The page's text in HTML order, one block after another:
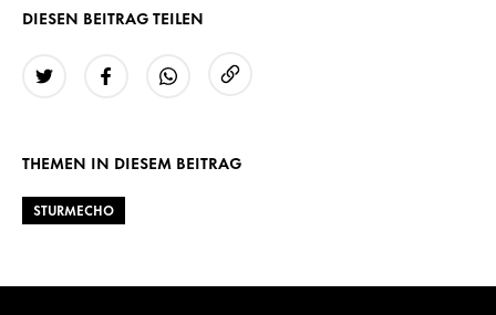
DIESEN BEITRAG TEILEN
THEMEN IN DIESEM BEITRAG
STURMECHO